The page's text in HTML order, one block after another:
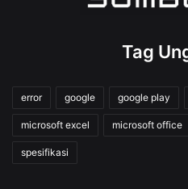
Tag
error google google play
microsoft excel microsoft office
spesifikasi